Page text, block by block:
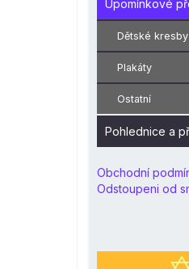
Upomínkové
Dětské
Plakáty
Ostatní
Pohlednice a
Obchodní
Odstoupeni od